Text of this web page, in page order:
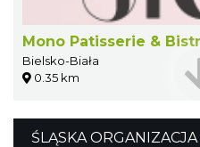
Mono Patisserie &
Bielsko-Biała
0.35 km
ŚLĄSKA